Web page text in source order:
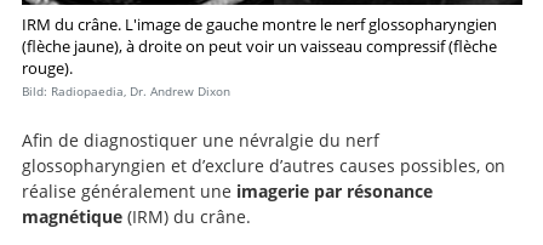
IRM du crâne. L'image de gauche montre le nerf glossopharyngien
(flèche jaune), à droite on peut voir un vaisseau compressif (flèche
rouge).
Bild: Radiopaedia, Dr. Andrew Dixon
Afin de diagnostiquer une névralgie du nerf
glossopharyngien et d’exclure d’autres causes possibles, on
réalise généralement une imagerie par résonance
magnétique (IRM) du crâne.